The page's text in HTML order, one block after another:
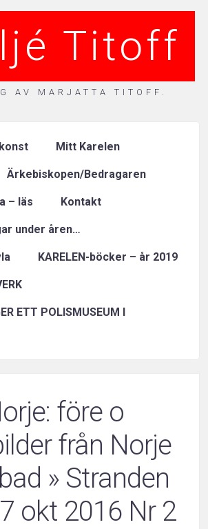
Titoff
AV MARJATTA TITOFF.
Mitt Karelen
Ärkebiskopen/Bedragaren
– läs Kontakt
under åren…
KARELEN-böcker – år 2019
ETT POLISMUSEUM I
före o
från Norje
» Stranden
okt 2016 Nr 2